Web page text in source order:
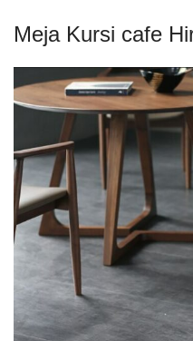
Meja Kursi cafe